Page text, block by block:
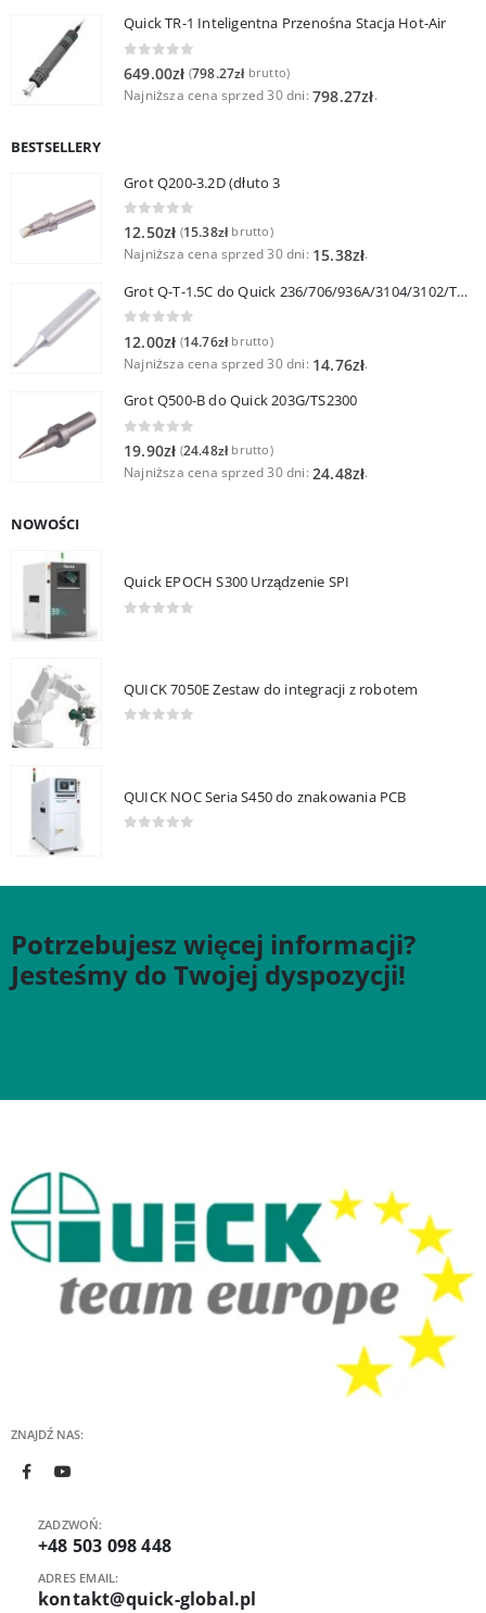
Quick TR-1 Inteligentna Przenośna Stacja Hot-Air
649.00zł (798.27złbrutto)
Najniższa cena sprzed 30 dni: 798.27zł.
BESTSELLERY
Grot Q200-3.2D (dłuto 3
0out of 5
12.50zł (15.38złbrutto)
Najniższa cena sprzed 30 dni: 15.38zł.
Grot Q-T-1.5C do Quick 236/706/936A/3104/3102/TS1100
12.00zł (14.76złbrutto)
Najniższa cena sprzed 30 dni: 14.76zł.
Grot Q500-B do Quick 203G/TS2300
0out of 5
19.90zł (24.48złbrutto)
Najniższa cena sprzed 30 dni: 24.48zł.
NOWOŚCI
Quick EPOCH S300 Urządzenie SPI
QUICK 7050E Zestaw do integracji z robotem
QUICK NOC Seria S450 do znakowania PCB
Potrzebujesz więcej informacji?
Jesteśmy do Twojej dyspozycji!
ZNAJDŹ NAS:
ZADZWOŃ:
+48 503 098 448
ADRES EMAIL:
kontakt@quick-global.pl